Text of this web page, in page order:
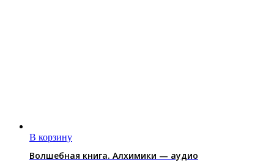
В корзину
Волшебная книга. Алхимики — аудио